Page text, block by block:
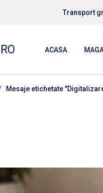
Transport
ACASA
Mesaje etichetate